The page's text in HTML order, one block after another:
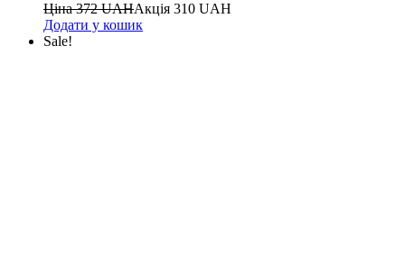
Ціна372UAHАкція 310 UAH
Додати у кошик
Sale!